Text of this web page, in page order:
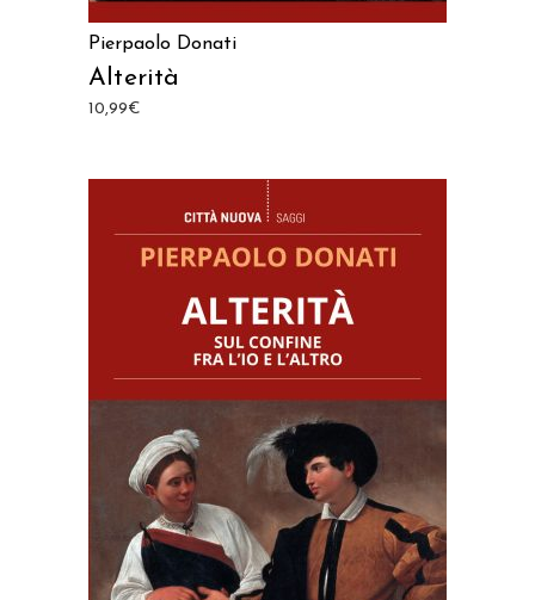
Pierpaolo Donati
Alterità
10,99€
AGGIUNGI AL CARRELLO